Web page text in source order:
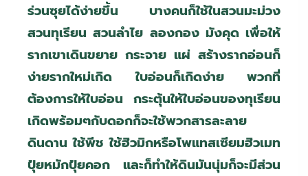
ร่วนซุยได้ง่ายขึ้น บางคนก็ใช้ในสวนมะม่วง
สวนทุเรียน สวนลำไย ลองกอง มังคุด เพื่อให้
รากเขาเดินขยาย กระจาย แผ่ สร้างรากอ่อนก็
ง่ายรากใหม่เกิด ใบอ่อนก็เกิดง่าย พวกที่
ต้องการให้ใบอ่อน กระตุ้นให้ใบอ่อนของทุเรียน
เกิดพร้อมๆกับดอกก็จะใช้พวกสารละลาย
ดินดาน ใช้พีช ใช้ฮิวมิกหรือโพแทสเซียมฮิวเมท
ปุ๋ยหมักปุ๋ยคอก และก็ทำให้ดินมันนุ่มก็จะมีส่วน